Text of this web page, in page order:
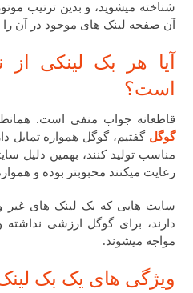
شناخته میشوید، و بدین ترتیب
آن صفحه لینک های موجود در آن را
آیا هر بک لینکی
است؟
قاطعانه جواب منفی است.
گوگل گفتیم، گوگل همواره تمایل
مناسب تولید کنند، بهمین دلیل
رعایت میکنند محبوبتر بوده و
سایت هایی که بک لینک های غیر
دارند، برای گوگل ارزشی
مواجه میشوند.
ویژگی های یک بک